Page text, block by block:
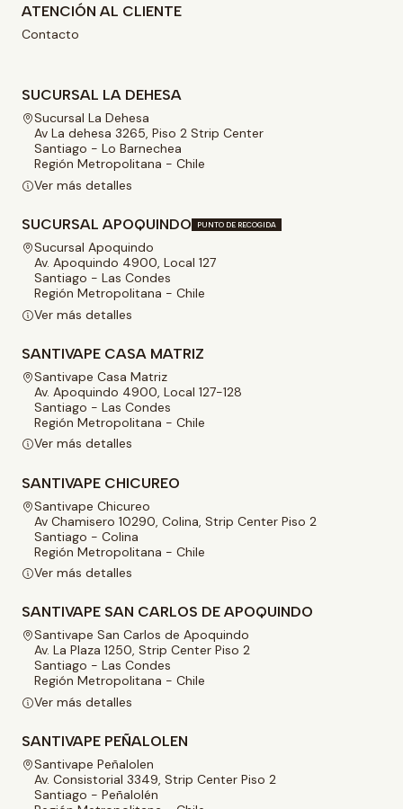
ATENCIÓN AL CLIENTE
Contacto
SUCURSAL LA DEHESA
Sucursal La Dehesa
Av La dehesa 3265, Piso 2 Strip Center
Santiago - Lo Barnechea
Región Metropolitana - Chile
Ver más detalles
SUCURSAL APOQUINDO PUNTO DE RECOGIDA
Sucursal Apoquindo
Av. Apoquindo 4900, Local 127
Santiago - Las Condes
Región Metropolitana - Chile
Ver más detalles
SANTIVAPE CASA MATRIZ
Santivape Casa Matriz
Av. Apoquindo 4900, Local 127-128
Santiago - Las Condes
Región Metropolitana - Chile
Ver más detalles
SANTIVAPE CHICUREO
Santivape Chicureo
Av Chamisero 10290, Colina, Strip Center Piso 2
Santiago - Colina
Región Metropolitana - Chile
Ver más detalles
SANTIVAPE SAN CARLOS DE APOQUINDO
Santivape San Carlos de Apoquindo
Av. La Plaza 1250, Strip Center Piso 2
Santiago - Las Condes
Región Metropolitana - Chile
Ver más detalles
SANTIVAPE PEÑALOLEN
Santivape Peñalolen
Av. Consistorial 3349, Strip Center Piso 2
Santiago - Peñalolén